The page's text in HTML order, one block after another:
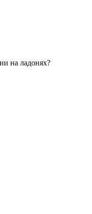
на ладонях?